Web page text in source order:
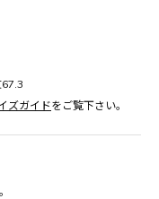
ズガイドをご覧下さい。